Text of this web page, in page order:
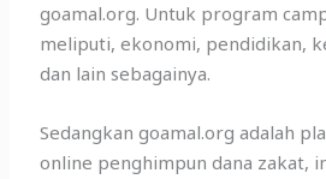
goamal.org. Untuk program
meliputi, ekonomi, pendidikan,
dan lain sebagainya.
Sedangkan goamal.org adalah
online penghimpun dana zakat,